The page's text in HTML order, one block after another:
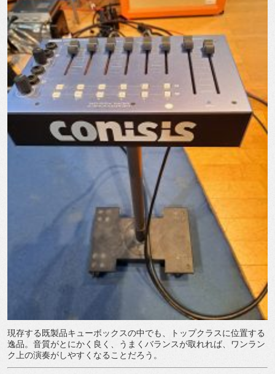
現存する既製品キューボックスの中でも、トップクラスに位置する
逸品。音質がとにかく良く、うまくバランスが取れれば、ワンラン
ク上の演奏がしやすくなることだろう。